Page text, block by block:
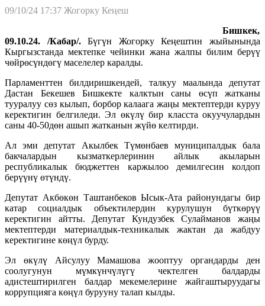
09/10/24 17:37 Жогорку Кеңеш
Бишкек,
09.10.24. /Кабар/.Бүгүн Жогорку Кеңештин жыйынында
Кыргызстанда мектепке чейинки жана жалпы билим берүү
чөйрөсүндөгү маселелер каралды.
Парламенттен билдиришкендей, талкуу маалында депутат
Дастан Бекешев Бишкекте калктын саны өсүп жатканы
тууралуу сөз кылып, борбор калаага жаңы мектептерди куруу
керектигин белгиледи. Эл өкүлү бир класста окуучулардын
саны 40-50дөн ашып жатканын жүйө келтирди.
Ал эми депутат Акылбек Түмөнбаев муниципалдык бала
бакчалардын кызматкерлеринин айлык акыларын
республикалык бюджеттен каржылоо демилгесин колдоп
берүүнү өтүндү.
Депутат Акбөкөн Таштанбеков Ысык-Ата районундагы бир
катар социалдык объектилердин курулушун бүткөрүү
керектигин айтты. Депутат Кундузбек Сулайманов жаңы
мектептерди материалдык-техникалык жактан да жабдуу
керектигине көңүл бурду.
Эл өкүлү Айсулуу Мамашова жооптуу органдарды ден
соолугунун мүмкүнчүлүгү чектелген балдарды
адистештирилген балдар мекемелерине жайгаштыруудагы
коррупцияга көңүл бурууну талап кылды.